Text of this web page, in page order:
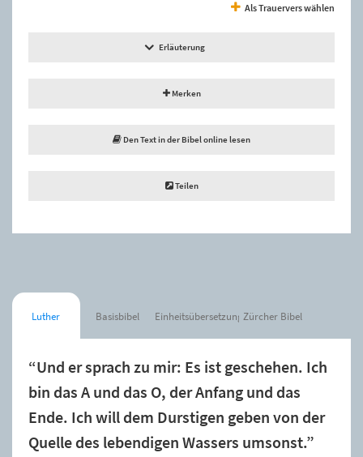
Als Trauervers wählen
Erläuterung
Merken
Den Text in der Bibel online lesen
Teilen
Luther Basisbibel Einheitsübersetzung Zürcher Bibel
“Und er sprach zu mir: Es ist geschehen. Ich
bin das A und das O, der Anfang und das
Ende. Ich will dem Durstigen geben von der
Quelle des lebendigen Wassers umsonst.”